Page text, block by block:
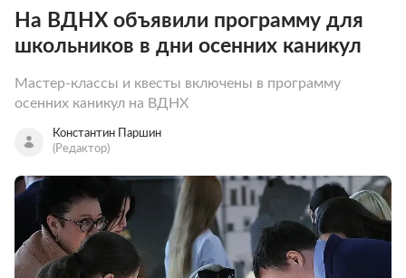
На ВДНХ объявили программу для
школьников в дни осенних каникул
Мастер-классы и квесты включены в программу
осенних каникул на ВДНХ
Константин Паршин
(Редактор)